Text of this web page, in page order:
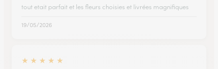
tout etait parfait et les fleurs choisies et livrées magnifiques
19/05/2026
★ ★ ★ ★ ★